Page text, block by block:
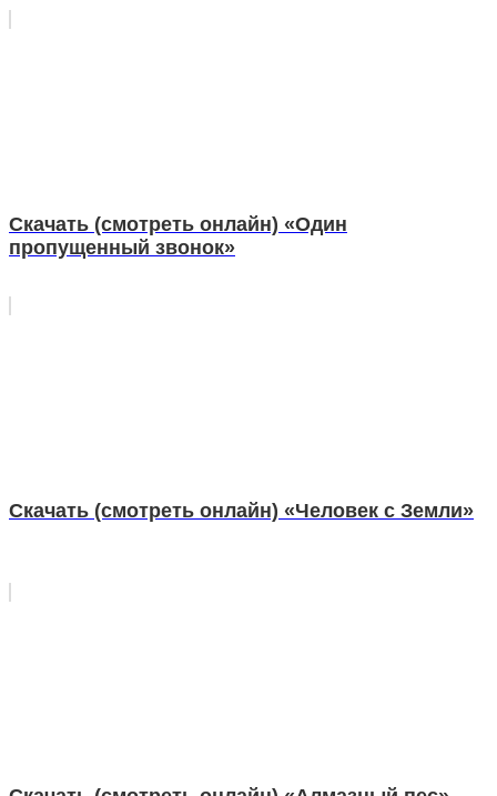
Скачать (смотреть онлайн) «Один
пропущенный звонок»
Скачать (смотреть онлайн) «Человек с Земли»